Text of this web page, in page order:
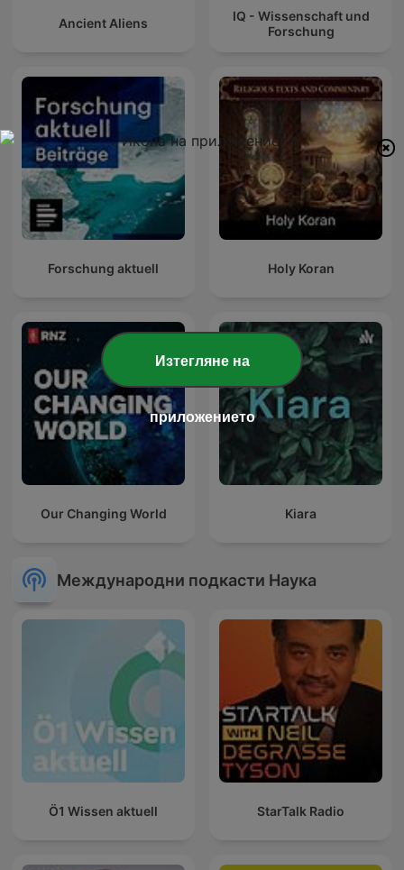
Ancient Aliens
IQ - Wissenschaft und
Forschung
Forschung aktuell Holy Koran
Our Changing World Kiara
Международни подкасти Наука
Ö1 Wissen aktuell StarTalk Radio
Изтегляне на
приложението